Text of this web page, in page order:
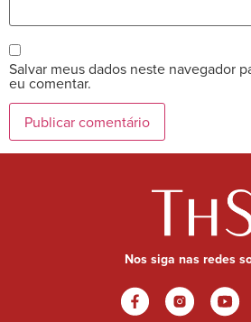
Salvar meus dados neste navegador
eu comentar.
Nos siga nas redes